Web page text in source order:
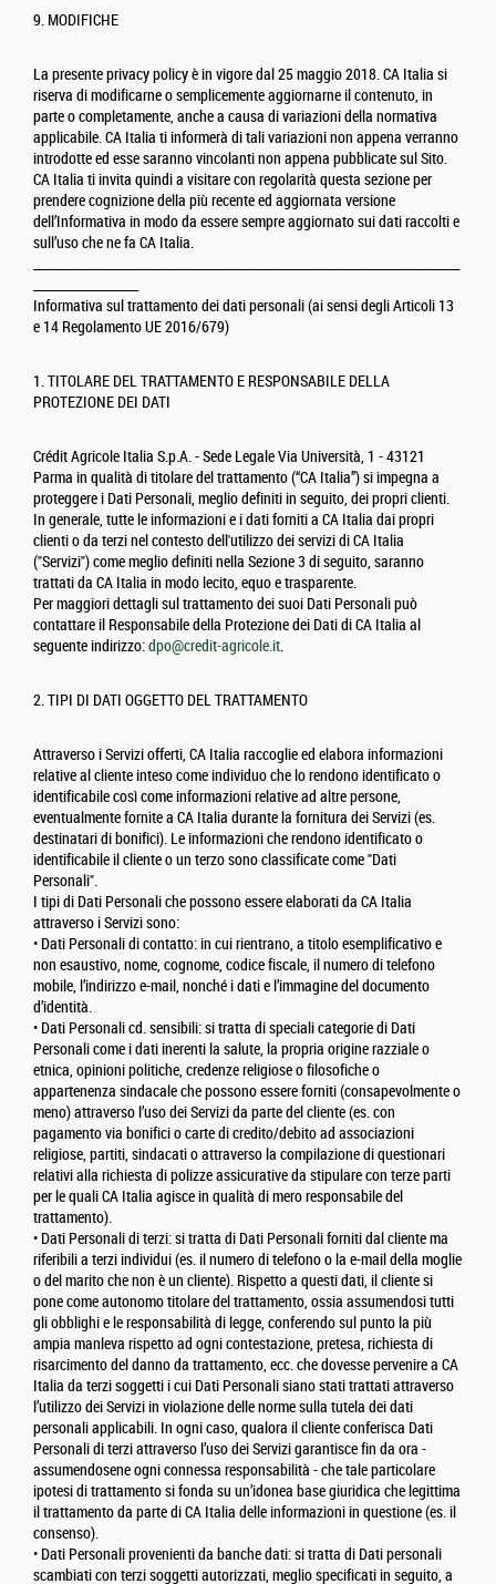
9. MODIFICHE
La presente privacy policy è in vigore dal 25 maggio 2018. CA Italia si
riserva di modificarne o semplicemente aggiornarne il contenuto, in
parte o completamente, anche a causa di variazioni della normativa
applicabile. CA Italia ti informerà di tali variazioni non appena verranno
introdotte ed esse saranno vincolanti non appena pubblicate sul Sito.
CA Italia ti invita quindi a visitare con regolarità questa sezione per
prendere cognizione della più recente ed aggiornata versione
dell’Informativa in modo da essere sempre aggiornato sui dati raccolti e
sull’uso che ne fa CA Italia.
Informativa sul trattamento dei dati personali (ai sensi degli Articoli 13
e 14 Regolamento UE 2016/679)
1. TITOLARE DEL TRATTAMENTO E RESPONSABILE DELLA
PROTEZIONE DEI DATI
Crédit Agricole Italia S.p.A. - Sede Legale Via Università, 1 - 43121
Parma in qualità di titolare del trattamento (“CA Italia”) si impegna a
proteggere i Dati Personali, meglio definiti in seguito, dei propri clienti.
In generale, tutte le informazioni e i dati forniti a CA Italia dai propri
clienti o da terzi nel contesto dell'utilizzo dei servizi di CA Italia
("Servizi") come meglio definiti nella Sezione 3 di seguito, saranno
trattati da CA Italia in modo lecito, equo e trasparente.
Per maggiori dettagli sul trattamento dei suoi Dati Personali può
contattare il Responsabile della Protezione dei Dati di CA Italia al
seguente indirizzo:dpo@credit-agricole.it.
2. TIPI DI DATI OGGETTO DEL TRATTAMENTO
Attraverso i Servizi offerti, CA Italia raccoglie ed elabora informazioni
relative al cliente inteso come individuo che lo rendono identificato o
identificabile così come informazioni relative ad altre persone,
eventualmente fornite a CA Italia durante la fornitura dei Servizi (es.
destinatari di bonifici). Le informazioni che rendono identificato o
identificabile il cliente o un terzo sono classificate come "Dati
Personali".
I tipi di Dati Personali che possono essere elaborati da CA Italia
attraverso i Servizi sono:
• Dati Personali di contatto: in cui rientrano, a titolo esemplificativo e
non esaustivo, nome, cognome, codice fiscale, il numero di telefono
mobile, l’indirizzo e-mail, nonché i dati e l’immagine del documento
d’identità.
• Dati Personali cd. sensibili: si tratta di speciali categorie di Dati
Personali come i dati inerenti la salute, la propria origine razziale o
etnica, opinioni politiche, credenze religiose o filosofiche o
appartenenza sindacale che possono essere forniti (consapevolmente o
meno) attraverso l’uso dei Servizi da parte del cliente (es. con
pagamento via bonifici o carte di credito/debito ad associazioni
religiose, partiti, sindacati o attraverso la compilazione di questionari
relativi alla richiesta di polizze assicurative da stipulare con terze parti
per le quali CA Italia agisce in qualità di mero responsabile del
trattamento).
• Dati Personali di terzi: si tratta di Dati Personali forniti dal cliente ma
riferibili a terzi individui (es. il numero di telefono o la e-mail della moglie
o del marito che non è un cliente). Rispetto a questi dati, il cliente si
pone come autonomo titolare del trattamento, ossia assumendosi tutti
gli obblighi e le responsabilità di legge, conferendo sul punto la più
ampia manleva rispetto ad ogni contestazione, pretesa, richiesta di
risarcimento del danno da trattamento, ecc. che dovesse pervenire a CA
Italia da terzi soggetti i cui Dati Personali siano stati trattati attraverso
l’utilizzo dei Servizi in violazione delle norme sulla tutela dei dati
personali applicabili. In ogni caso, qualora il cliente conferisca Dati
Personali di terzi attraverso l’uso dei Servizi garantisce fin da ora -
assumendosene ogni connessa responsabilità - che tale particolare
ipotesi di trattamento si fonda su un’idonea base giuridica che legittima
il trattamento da parte di CA Italia delle informazioni in questione (es. il
consenso).
• Dati Personali provenienti da banche dati: si tratta di Dati personali
scambiati con terzi soggetti autorizzati, meglio specificati in seguito, a